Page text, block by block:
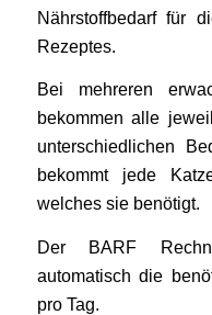
Nährstoffbedarf für
Rezeptes.
Bei mehreren
bekommen alle
unterschiedlichen
bekommt jede
welches sie benötigt.
Der BARF
automatisch die
pro Tag.